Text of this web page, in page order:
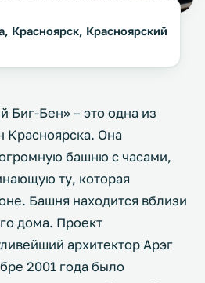
Красноярск, Красноярский
Биг-Бен» – это одна из
Красноярска. Она
башню с часами,
ту, которая
Башня находится вблизи
дома. Проект
архитектор Арэг
2001 года было